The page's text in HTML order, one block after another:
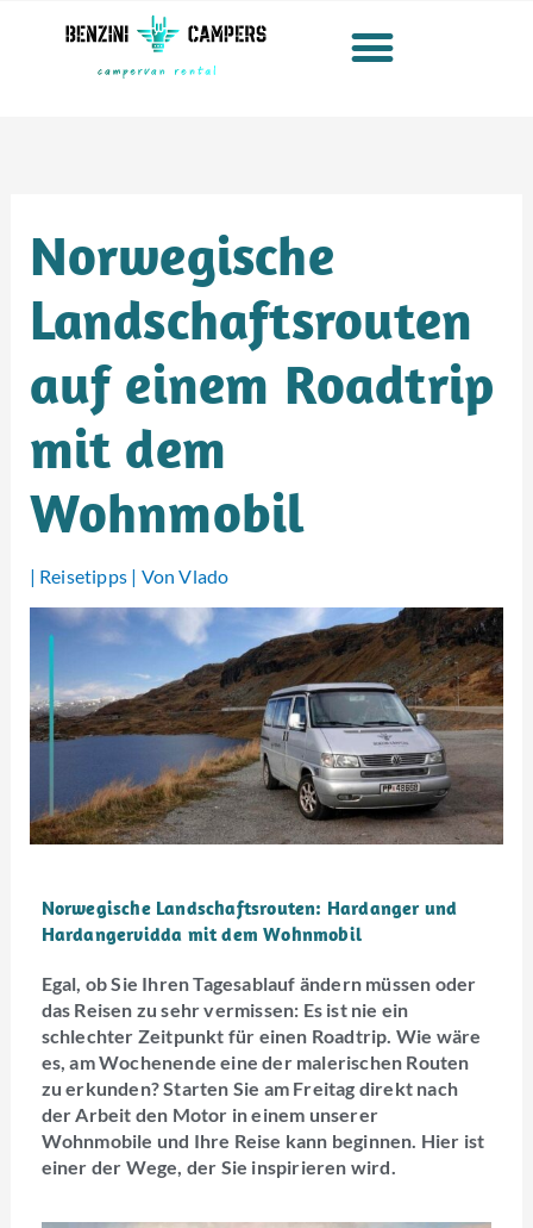
Norwegische
Landschaftsrouten
auf einem Roadtrip
mit dem
Wohnmobil
| Reisetipps | VonVlado
Norwegische Landschaftsrouten: Hardanger und
Hardangervidda mit dem Wohnmobil
Egal, ob Sie Ihren Tagesablauf ändern müssen oder
das Reisen zu sehr vermissen: Es ist nie ein
schlechter Zeitpunkt für einen Roadtrip. Wie wäre
es, am Wochenende eine der malerischen Routen
zu erkunden? Starten Sie am Freitag direkt nach
der Arbeit den Motor in einem unserer
Wohnmobile und Ihre Reise kann beginnen. Hier ist
einer der Wege, der Sie inspirieren wird.